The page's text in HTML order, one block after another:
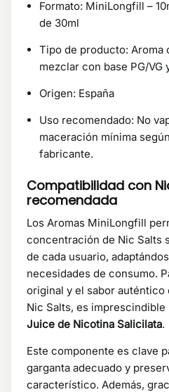
Formato: MiniLongfill –
de 30ml
Tipo de producto: Aroma
mezclar con base PG/
Origen: España
Uso recomendado: No
maceración mínima
fabricante.
Compatibilidad con
recomendada
Los Aromas MiniLongfill
concentración de Nic Salts
de cada usuario,
necesidades de consumo.
original y el sabor auténtico
Nic Salts, es imprescindible
Juice de Nicotina Salicilata.
Este componente es clave
garganta adecuado y
característico. Además,